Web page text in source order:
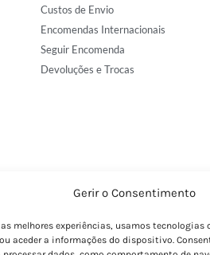
Gerir o Consentimento
as melhores experiências, usamos tecnologias
aceder a informações do dispositivo.
Custos de Envio
Encomendas Internacionais
Seguir Encomenda
Devoluções e Trocas